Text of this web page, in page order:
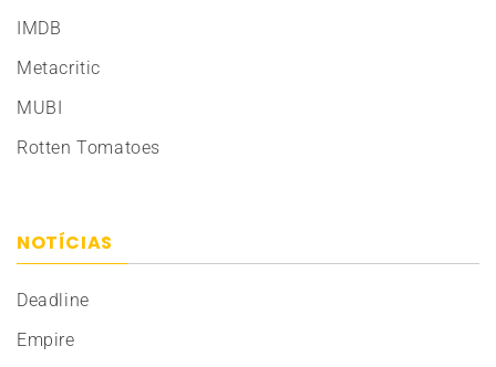
IMDB
Metacritic
MUBI
Rotten Tomatoes
NOTÍCIAS
Deadline
Empire